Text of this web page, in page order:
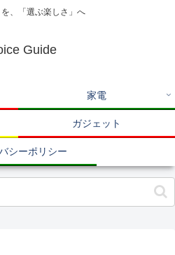
を、「選ぶ楽しさ」へ
Guide
家電
ガジェット
シーポリシー